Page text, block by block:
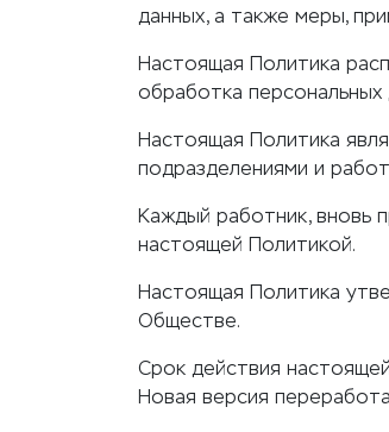
данных, а также меры,
Настоящая Политика
обработка
Настоящая Политика
подразделениями и
Каждый работник, вновь
настоящей Политикой.
Настоящая Политика
Обществе.
Срок действия
Новая версия